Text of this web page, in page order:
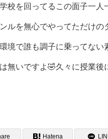
校を回ってるこの面子一
ルを無心でやってただけ
境で誰も調子に乗ってない
無いですよ🤣久々に授業
Hatena